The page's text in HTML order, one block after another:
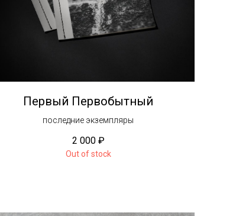
Первый Первобытный
последние экземпляры
2 000 ₽
Out of stock